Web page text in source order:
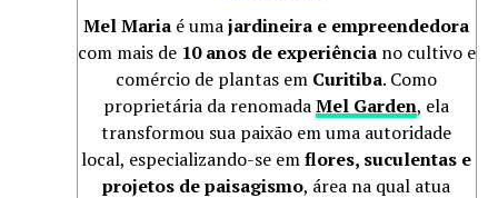
Mel Maria é umajardineira e empreendedora
com mais de 10 anos de experiênciano cultivo e
comércio de plantas em Curitiba. Como
proprietária da renomadaMel Garden, ela
transformou sua paixão em uma autoridade
local, especializando-se emflores, suculentas e
projetos de paisagismo, área na qual atua